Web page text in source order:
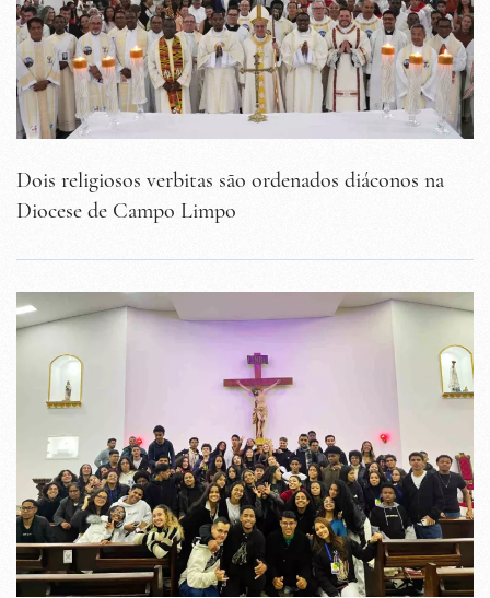
Dois religiosos verbitas são ordenados diáconos na
Diocese de Campo Limpo